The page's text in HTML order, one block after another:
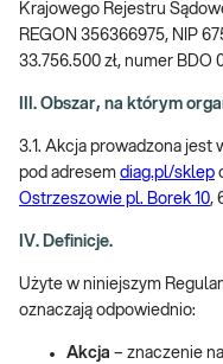
Krajowego Rejestru
REGON 356366975, NIP
33.756.500 zł, numer BDO
III. Obszar, na którym
3.1. Akcja prowadzona jest
pod adresem diag.pl/sklep
Ostrzeszowie pl. Borek 10,
IV. Definicje.
Użyte w niniejszym
oznaczają odpowiednio:
Akcja – znaczenie